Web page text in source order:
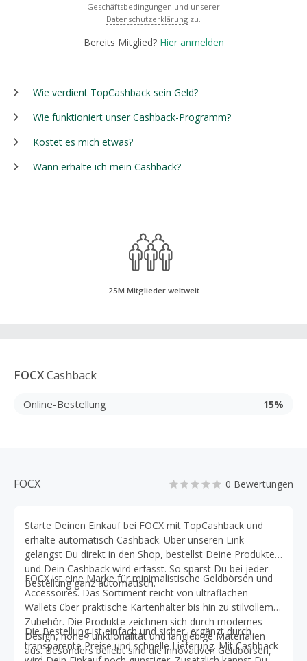
Geschäftsbedingungen und unserer
Datenschutzerklärung zu.
Bereits Mitglied? Hier anmelden
Wie verdient TopCashback sein Geld?
Wie funktioniert unser Cashback-Programm?
Kostet es mich etwas?
Wann erhalte ich mein Cashback?
25M Mitglieder weltweit
FOCXCashback
Online-Bestellung 15%
FOCX 0 Bewertungen
Starte Deinen Einkauf bei FOCX mit TopCashback und
erhalte automatisch Cashback. Über unseren Link
gelangst Du direkt in den Shop, bestellst Deine Produkte
und Dein Cashback wird erfasst. So sparst Du bei jeder
Bestellung ganz automatisch.
FOCX ist eine Marke für minimalistische Geldbörsen und
Accessoires. Das Sortiment reicht von ultraflachen
Wallets über praktische Kartenhalter bis hin zu stilvollem
Zubehör. Die Produkte zeichnen sich durch modernes
Design, hohe Funktionalität und langlebige Materialien
aus. Besonders beliebt sind die innovativen Geldbörsen,
Die Bestellung ist einfach und sicher, ergänzt durch
transparente Preise und schnelle Lieferung. Mit Cashback